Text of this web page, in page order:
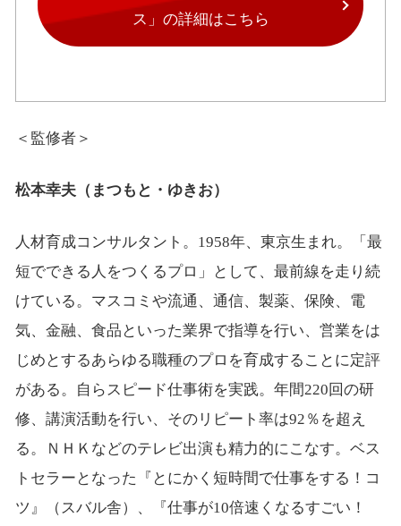
ス」の詳細はこちら
＜監修者＞
松本幸夫（まつもと・ゆきお）
人材育成コンサルタント。1958年、東京生まれ。「最
短でできる人をつくるプロ」として、最前線を走り続
けている。マスコミや流通、通信、製薬、保険、電
気、金融、食品といった業界で指導を行い、営業をは
じめとするあらゆる職種のプロを育成することに定評
がある。自らスピード仕事術を実践。年間220回の研
修、講演活動を行い、そのリピート率は92％を超え
る。ＮＨＫなどのテレビ出演も精力的にこなす。ベス
トセラーとなった『とにかく短時間で仕事をする！コ
ツ』（スバル舎）、『仕事が10倍速くなるすごい！